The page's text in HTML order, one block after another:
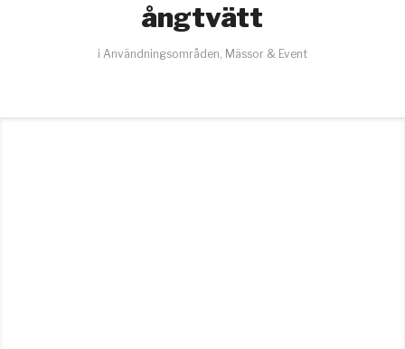
ångtvätt
i Användningsområden, Mässor & Event